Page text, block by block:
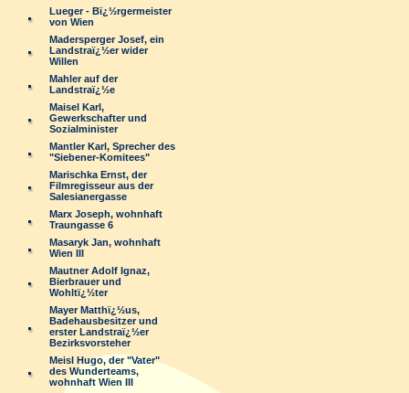
Lueger - Bï¿½rgermeister
von Wien
Madersperger Josef, ein
Landstraï¿½er wider
Willen
Mahler auf der
Landstraï¿½e
Maisel Karl,
Gewerkschafter und
Sozialminister
Mantler Karl, Sprecher des
"Siebener-Komitees"
Marischka Ernst, der
Filmregisseur aus der
Salesianergasse
Marx Joseph, wohnhaft
Traungasse 6
Masaryk Jan, wohnhaft
Wien III
Mautner Adolf Ignaz,
Bierbrauer und
Wohltï¿½ter
Mayer Matthï¿½us,
Badehausbesitzer und
erster Landstraï¿½er
Bezirksvorsteher
Meisl Hugo, der "Vater"
des Wunderteams,
wohnhaft Wien III